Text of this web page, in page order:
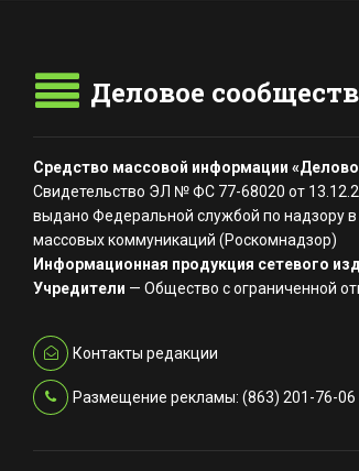
Деловое
Средство массовой информации
Свидетельство ЭЛ № ФС 77-68020 от
выдано Федеральной службой по надзору
массовых коммуникаций (Роскомнадзор)
Информационная продукция сетевого
Учредители — Общество с ограниченной
Контакты редакции
Размещение рекламы: (863) 201-76-06